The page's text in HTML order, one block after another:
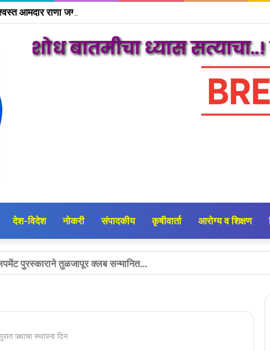
ध्यास सत्याचा..!
देश-विदेश नोकरी संपादकीय कृषीवार्ता आरोग्य व शिक्षण
मसापतर्फे कवी यशवंत आणि इर्लेकर पुरस्कारांचे वितरण
पक्षाचा स्थापना दिन